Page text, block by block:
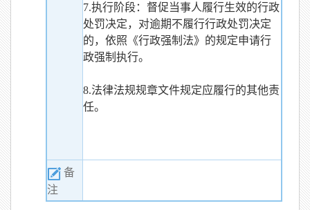
7.执行阶段：督促当事人履行生效的行政
处罚决定，对逾期不履行行政处罚决定
的，依照《行政强制法》的规定申请行
政强制执行。
8.法律法规规章文件规定应履行的其他责
任。
备
注